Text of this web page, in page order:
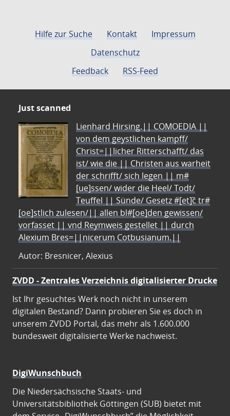
Hilfe zur Suche Kontakt
Impressum
Datenschutz
Feedback
RSS-Feed
Just scanned
Lienhard Hirsing.|| COMOEDIA ||
von dem geystlichen kampff/
Christ=||licher Ritterschafft/ das
ist/ wie die || Christen aus warheit
der schrifft/ sich legen || m#
[ue]ssen/ wider die Heel/ Todt/
Teuffel || Sünde/ Gesetz #[et]c̃ tr#
[oe]stlich zulesen/|| allen bl#[oe]den gewissen/
vorfasset || vnd Reymweis gestellet || durch
Alexium Bres=||nicerum Cotbusianum.||
Autor: Bresnicer, Alexius
ZVDD - Zentrales Verzeichnis digitalisierter Drucke
Ist Ihr gesuchtes Werk noch nicht in unserem
digitalen Bestand? Dann probieren Sie es doch in
unserem ZVDD Portal, das mehr als 1.600.000
bundesweit digitalisierte Werke nachweist.
DigiWunschbuch
Die Niedersächsische Staats- und
Universitätsbibliothek Göttingen (SUB) bietet mit